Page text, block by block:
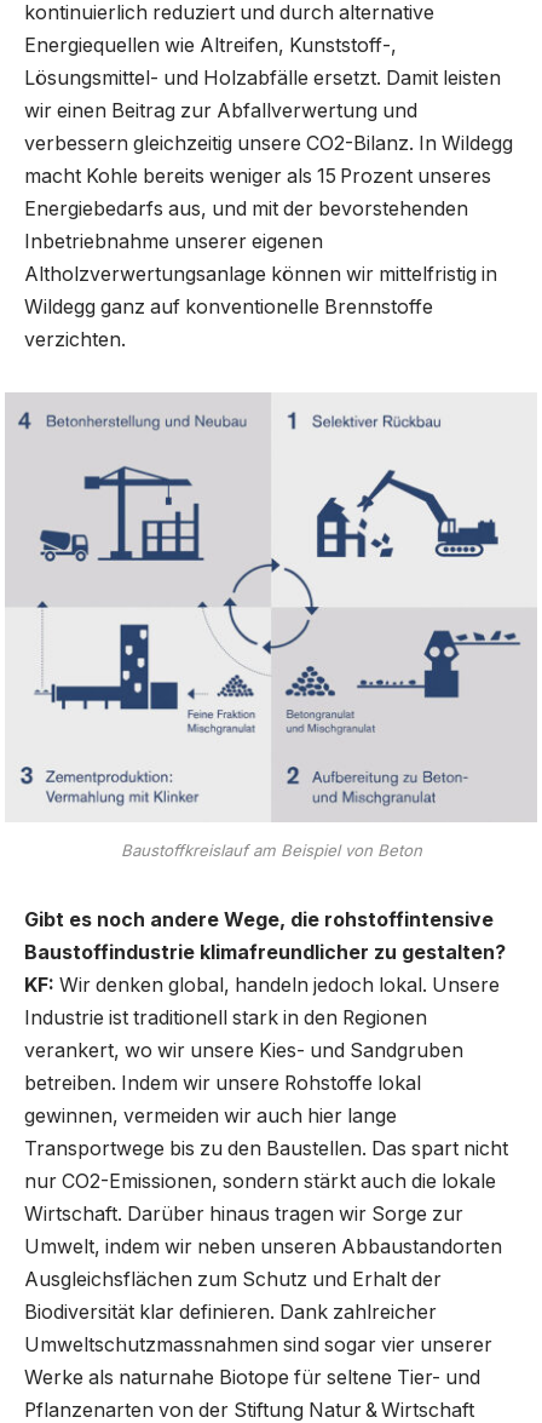
kontinuierlich reduziert und durch alternative
Energiequellen wie Altreifen, Kunststoff-,
Lösungsmittel- und Holzabfälle ersetzt. Damit leisten
wir einen Beitrag zur Abfallverwertung und
verbessern gleichzeitig unsere CO2-Bilanz. In Wildegg
macht Kohle bereits weniger als 15 Prozent unseres
Energiebedarfs aus, und mit der bevorstehenden
Inbetriebnahme unserer eigenen
Altholzverwertungsanlage können wir mittelfristig in
Wildegg ganz auf konventionelle Brennstoffe
verzichten.
Baustoffkreislauf am Beispiel von Beton
Gibt es noch andere Wege, die rohstoffintensive
Baustoffindustrie klimafreundlicher zu gestalten?
KF: Wir denken global, handeln jedoch lokal. Unsere
Industrie ist traditionell stark in den Regionen
verankert, wo wir unsere Kies- und Sandgruben
betreiben. Indem wir unsere Rohstoffe lokal
gewinnen, vermeiden wir auch hier lange
Transportwege bis zu den Baustellen. Das spart nicht
nur CO2-Emissionen, sondern stärkt auch die lokale
Wirtschaft. Darüber hinaus tragen wir Sorge zur
Umwelt, indem wir neben unseren Abbaustandorten
Ausgleichsflächen zum Schutz und Erhalt der
Biodiversität klar definieren. Dank zahlreicher
Umweltschutzmassnahmen sind sogar vier unserer
Werke als naturnahe Biotope für seltene Tier- und
Pflanzenarten von der Stiftung Natur & Wirtschaft